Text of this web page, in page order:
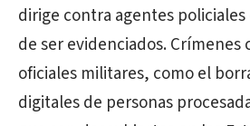
dirige contra agentes
de ser evidenciados.
oficiales militares, como el
digitales de personas